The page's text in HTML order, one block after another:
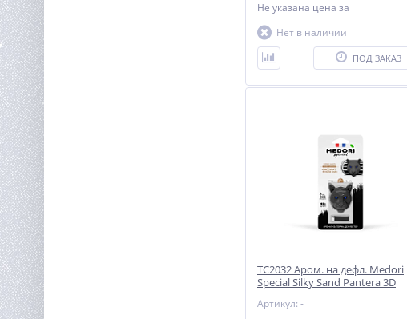
Не указана цена за
Нет в наличии
ПОД ЗАКАЗ
TC2032 Аром. на дефл. Medori
Special Silky Sand Pantera 3D
(Kurkdjian)
Артикул: -